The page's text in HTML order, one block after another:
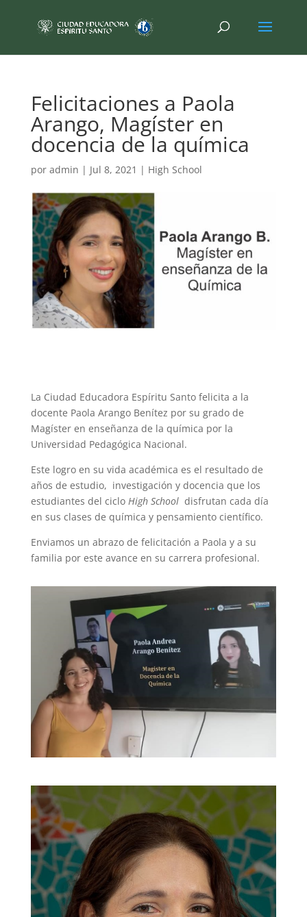
Felicitaciones a Paola
Arango, Magíster en
docencia de la química
por admin | Jul 8, 2021 | High School
La Ciudad Educadora Espíritu Santo felicita a la
docente Paola Arango Benítez por su grado de
Magíster en enseñanza de la química por la
Universidad Pedagógica Nacional.
Este logro en su vida académica es el resultado de
años de estudio, investigación y docencia que los
estudiantes del ciclo High School disfrutan cada día
en sus clases de química y pensamiento científico.
Enviamos un abrazo de felicitación a Paola y a su
familia por este avance en su carrera profesional.